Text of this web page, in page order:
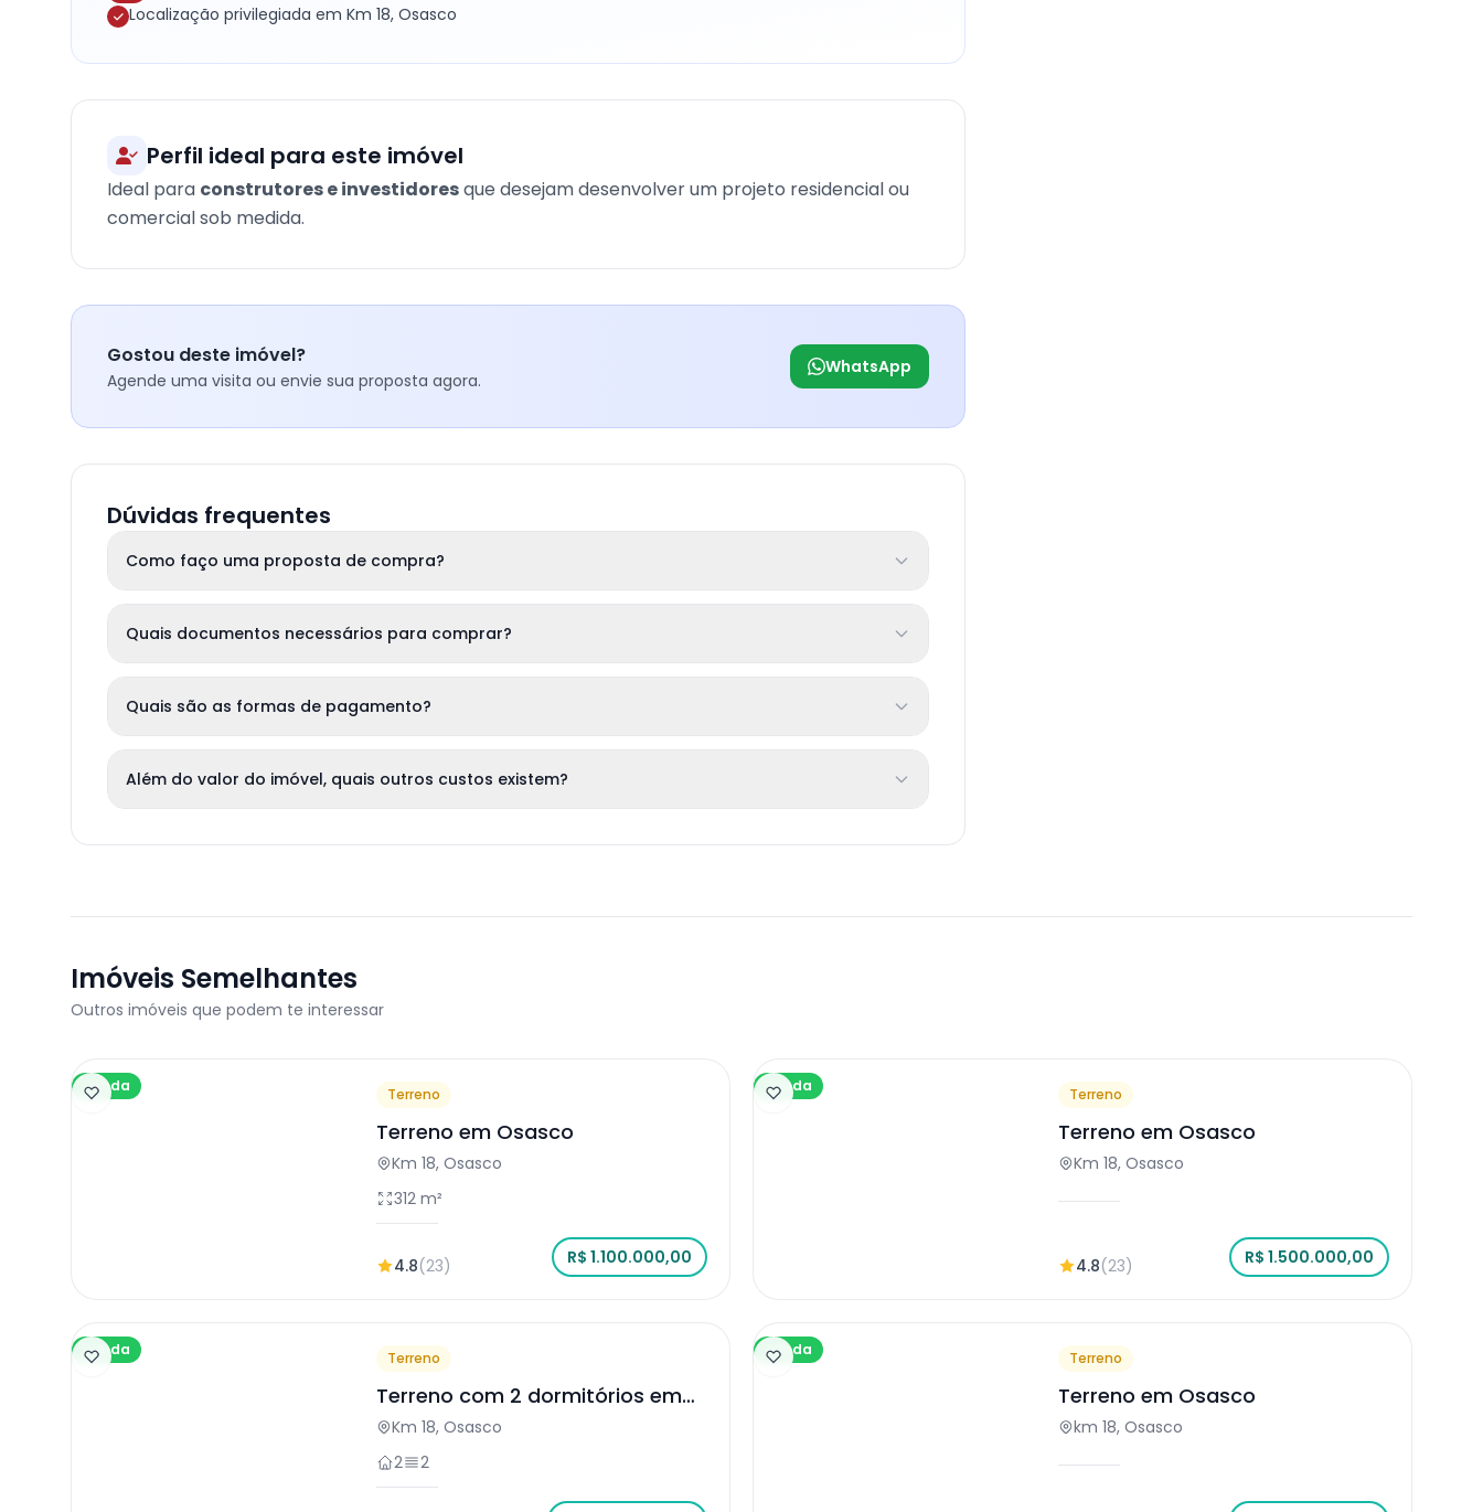
Localização privilegiada em Km 18, Osasco
Perfil ideal para este imóvel
Ideal para construtores e investidoresque desejam desenvolver um projeto residencial ou
comercial sob medida.
Gostou deste imóvel?
Agende uma visita ou envie sua proposta agora.
WhatsApp
Dúvidas frequentes
Como faço uma proposta de compra?
Quais documentos necessários para comprar?
Quais são as formas de pagamento?
Além do valor do imóvel, quais outros custos existem?
Imóveis Semelhantes
Outros imóveis que podem te interessar
Venda Terreno
Terreno em Osasco
Km 18, Osasco
312 m²
4.8(23) R$ 1.100.000,00
Venda Terreno
Terreno em Osasco
Km 18, Osasco
4.8(23) R$ 1.500.000,00
Venda Terreno
Terreno com 2 dormitórios em
Osasco
Km 18, Osasco
2
2
Venda Terreno
Terreno em Osasco
km 18, Osasco